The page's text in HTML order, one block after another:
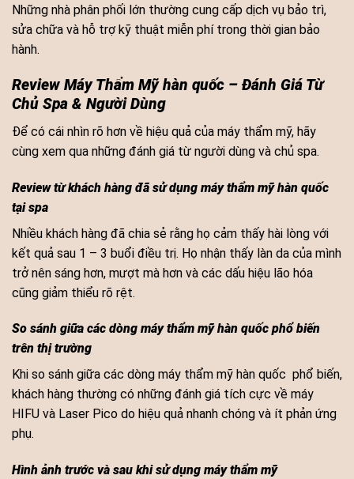
Những nhà phân phối lớn thường cung cấp dịch vụ bảo trì,
sửa chữa và hỗ trợ kỹ thuật miễn phí trong thời gian bảo
hành.
Review Máy Thẩm Mỹ hàn quốc – Đánh Giá Từ
Chủ Spa & Người Dùng
Để có cái nhìn rõ hơn về hiệu quả của máy thẩm mỹ, hãy
cùng xem qua những đánh giá từ người dùng và chủ spa.
Review từ khách hàng đã sử dụng máy thẩm mỹ hàn quốc
tại spa
Nhiều khách hàng đã chia sẻ rằng họ cảm thấy hài lòng với
kết quả sau 1 – 3 buổi điều trị. Họ nhận thấy làn da của mình
trở nên sáng hơn, mượt mà hơn và các dấu hiệu lão hóa
cũng giảm thiểu rõ rệt.
So sánh giữa các dòng máy thẩm mỹ hàn quốc phổ biến
trên thị trường
Khi so sánh giữa các dòng máy thẩm mỹ hàn quốc phổ biến,
khách hàng thường có những đánh giá tích cực về máy
HIFU và Laser Pico do hiệu quả nhanh chóng và ít phản ứng
phụ.
Hình ảnh trước và sau khi sử dụng máy thẩm mỹ